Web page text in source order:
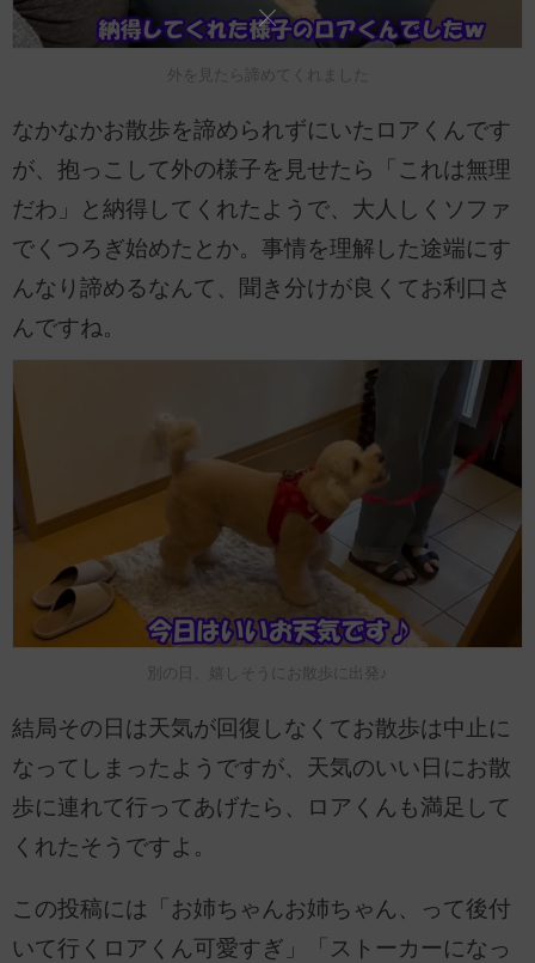
外を見たら諦めてくれました
なかなかお散歩を諦められずにいたロアくんです
が、抱っこして外の様子を見せたら「これは無理
だわ」と納得してくれたようで、大人しくソファ
でくつろぎ始めたとか。事情を理解した途端にす
んなり諦めるなんて、聞き分けが良くてお利口さ
んですね。
別の日、嬉しそうにお散歩に出発♪
結局その日は天気が回復しなくてお散歩は中止に
なってしまったようですが、天気のいい日にお散
歩に連れて行ってあげたら、ロアくんも満足して
くれたそうですよ。
この投稿には「お姉ちゃんお姉ちゃん、って後付
いて行くロアくん可愛すぎ」「ストーカーになっ